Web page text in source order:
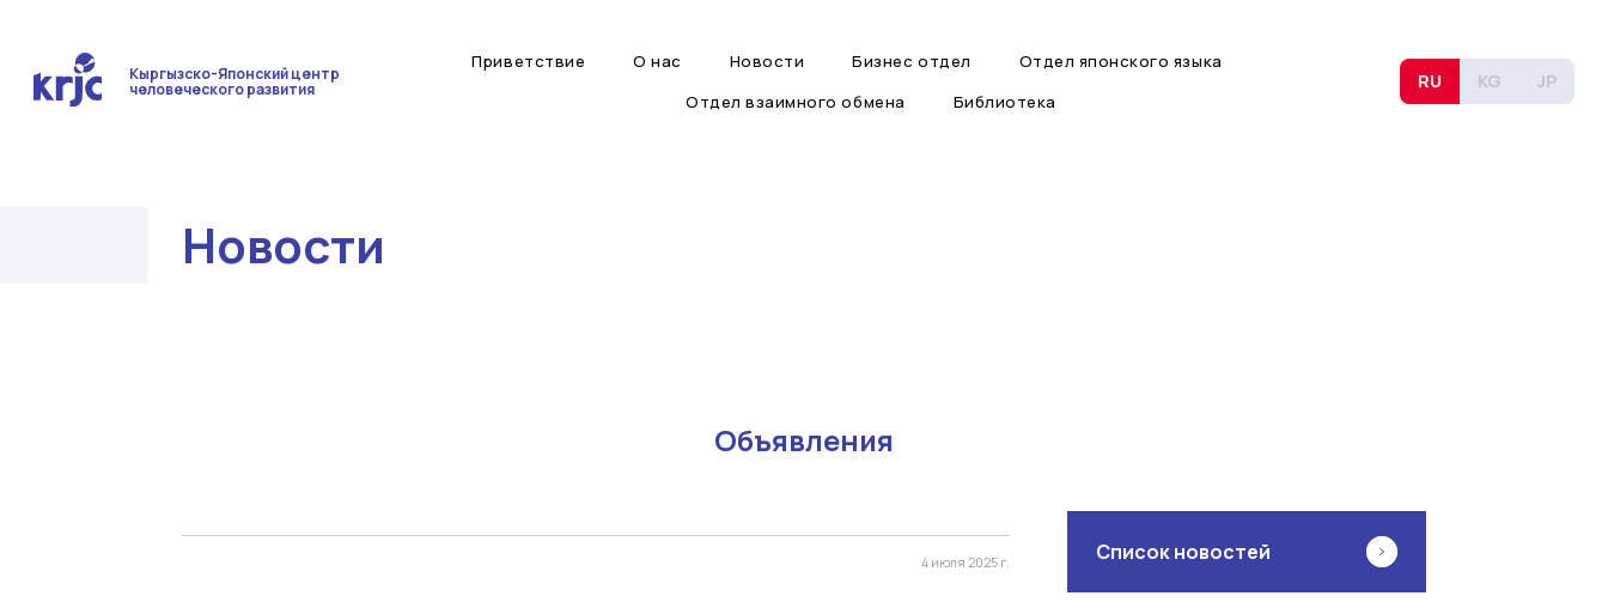
Кыргызско-Японский центр
человеческого развития
Приветствие О нас Новости Бизнес отдел
Отдел японского языка
Отдел взаимного обмена
Библиотека
RU KG JP
Новости
Объявления
4 июля 2025 г. Список новостей